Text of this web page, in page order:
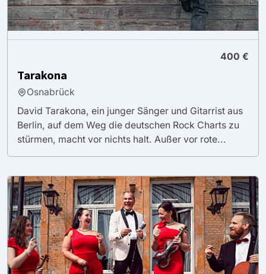
400 €
Tarakona
Osnabrück
David Tarakona, ein junger Sänger und Gitarrist aus
Berlin, auf dem Weg die deutschen Rock Charts zu
stürmen, macht vor nichts halt. Außer vor rote...